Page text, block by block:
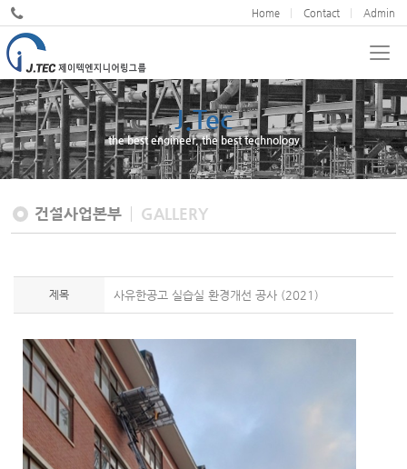
Home Contact Admin
J.Tec
the best engineer, the best technology
JND
We cultivate design excellence
건설사업본부 GALLERY
제목 사유한공고 실습실 환경개선 공사 (2021)